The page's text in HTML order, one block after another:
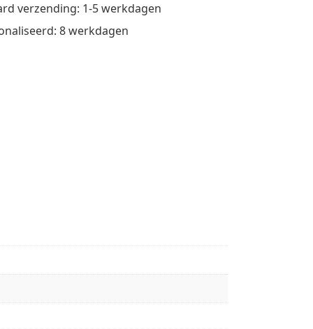
verzending: 1-5 werkdagen
8 werkdagen